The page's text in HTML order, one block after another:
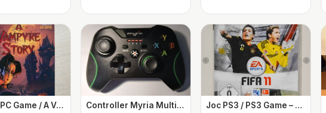
Joc PC / PC Game / A Vampyre Story Controller Myria Multi-Platform (Xbox, PS3, PS4, Nintendo Switch, PC) Joc PS3 / PS3 Game – Fifa 11